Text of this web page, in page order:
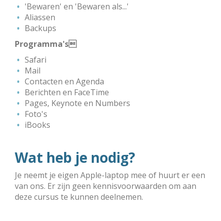
'Bewaren' en 'Bewaren als...'
Aliassen
Backups
Programma's
Safari
Mail
Contacten en Agenda
Berichten en FaceTime
Pages, Keynote en Numbers
Foto's
iBooks
Wat heb je nodig?
Je neemt je eigen Apple-laptop mee of huurt er een
van ons. Er zijn geen kennisvoorwaarden om aan
deze cursus te kunnen deel­nemen.